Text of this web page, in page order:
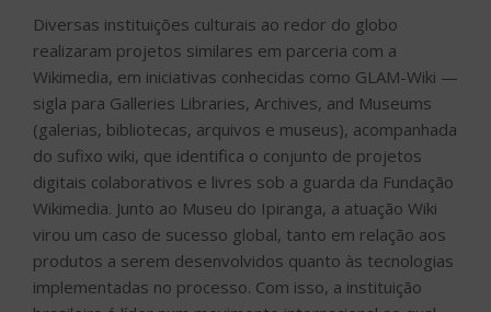
Diversas instituições culturais ao redor do globo
realizaram projetos similares em parceria com a
Wikimedia, em iniciativas conhecidas como GLAM-Wiki —
sigla para Galleries Libraries, Archives, and Museums
(galerias, bibliotecas, arquivos e museus), acompanhada
do sufixo wiki, que identifica o conjunto de projetos
digitais colaborativos e livres sob a guarda da Fundação
Wikimedia. Junto ao Museu do Ipiranga, a atuação Wiki
virou um caso de sucesso global, tanto em relação aos
produtos a serem desenvolvidos quanto às tecnologias
implementadas no processo. Com isso, a instituição